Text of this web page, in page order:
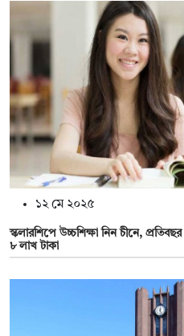
১২ মে ২০২৫
স্কলারশিপে উচ্চশিক্ষা নিন চীনে,
৮ লাখ টাকা